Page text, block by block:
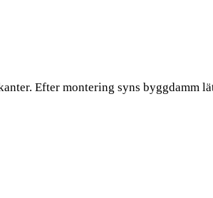
Efter montering syns byggdamm